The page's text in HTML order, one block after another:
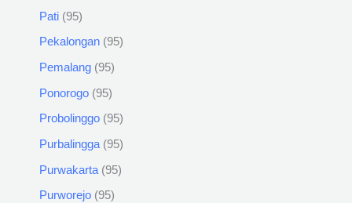
Pati 95
Pekalongan 95
Pemalang 95
Ponorogo 95
Probolinggo 95
Purbalingga 95
Purwakarta 95
Purworejo 95